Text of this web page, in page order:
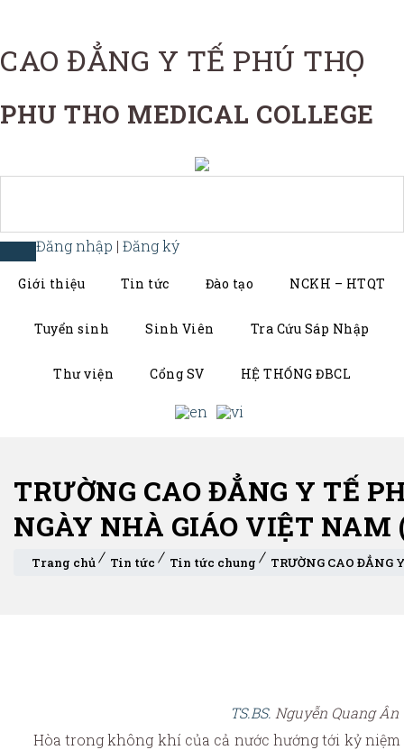
CAO ĐẲNG Y TẾ PHÚ THỌ
PHU THO MEDICAL COLLEGE
Đăng nhập | Đăng ký
Giới thiệu Tin tức Đào tạo NCKH – HTQT
Tuyển sinh Sinh Viên Tra Cứu Sáp Nhập
Thư viện Cổng SV HỆ THỐNG ĐBCL
TRƯỜNG CAO ĐẲNG Y TẾ
NGÀY NHÀ GIÁO VIỆT NAM
Trang chủ Tin tức Tin tức chung TRƯỜNG CAO ĐẲNG
TS.BS. Nguyễn Quang
Hòa trong không khí của cả nước hướng tới kỷ niệm